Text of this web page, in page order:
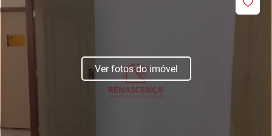
Ver fotos do imóvel